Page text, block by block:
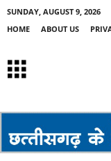
SUNDAY, AUGUST 9, 2026
HOME
ABOUT US